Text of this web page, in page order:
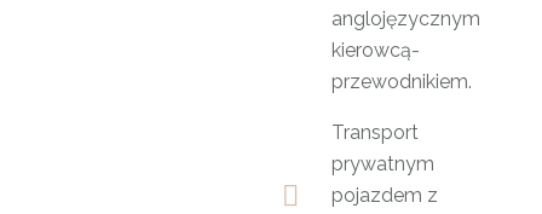
anglojęzycznym
kierowcą-
przewodnikiem.
Transport
prywatnym
pojazdem z